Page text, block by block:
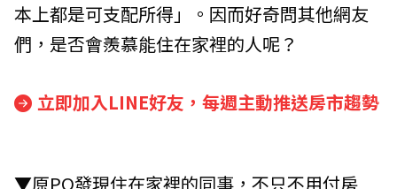
本上都是可支配所得」。因而好奇問其他網友
們，是否會羨慕能住在家裡的人呢？
立即加入LINE好友，每週主動推送房市趨勢
▼原PO發現住在家裡的同事，不只不用付房